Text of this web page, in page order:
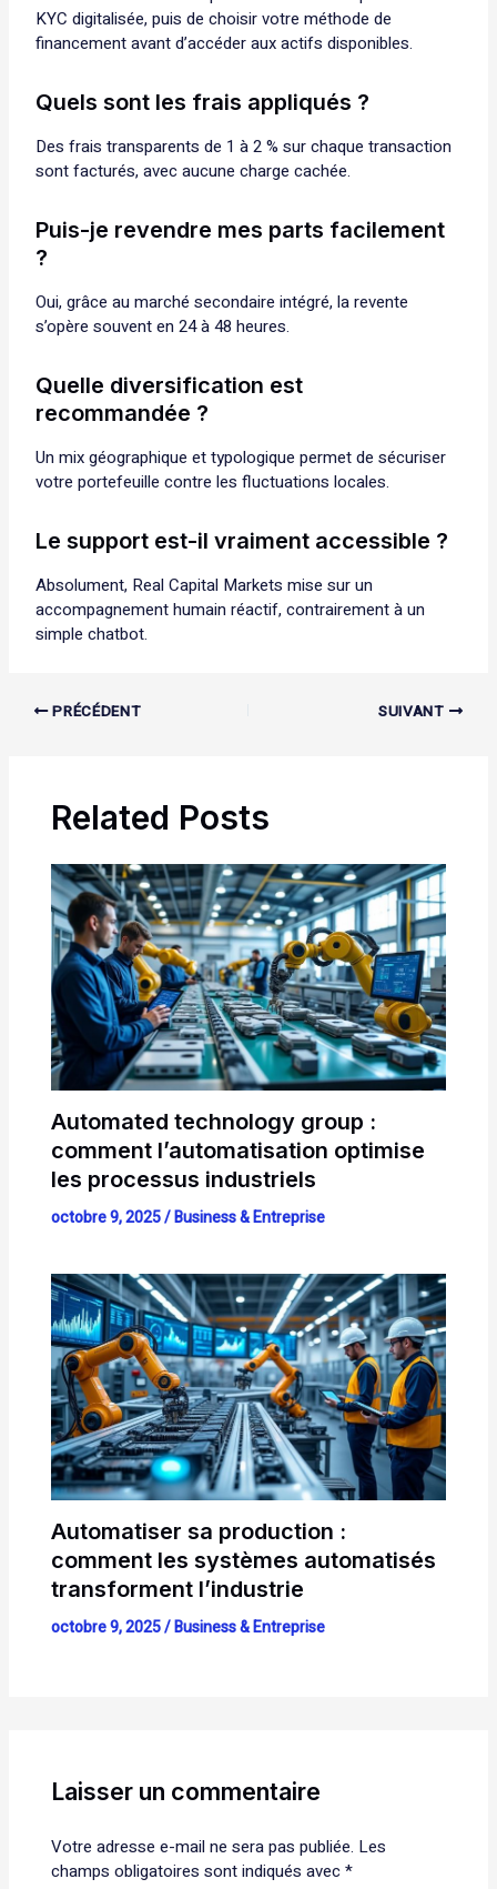
KYC digitalisée, puis de choisir votre méthode de
financement avant d’accéder aux actifs disponibles.
Quels sont les frais appliqués ?
Des frais transparents de 1 à 2 % sur chaque transaction
sont facturés, avec aucune charge cachée.
Puis-je revendre mes parts facilement
?
Oui, grâce au marché secondaire intégré, la revente
s’opère souvent en 24 à 48 heures.
Quelle diversification est
recommandée ?
Un mix géographique et typologique permet de sécuriser
votre portefeuille contre les fluctuations locales.
Le support est-il vraiment accessible ?
Absolument, Real Capital Markets mise sur un
accompagnement humain réactif, contrairement à un
simple chatbot.
PRÉCÉDENT SUIVANT
Related Posts
Automated technology group :
comment l’automatisation optimise
les processus industriels
octobre 9, 2025/Business & Entreprise
Automatiser sa production :
comment les systèmes automatisés
transforment l’industrie
octobre 9, 2025/Business & Entreprise
Laisser un commentaire
Votre adresse e-mail ne sera pas publiée. Les
champs obligatoires sont indiqués avec*